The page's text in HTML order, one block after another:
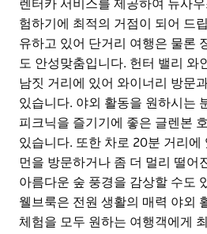
렌터카 서비스를 제공하여 뉴사
험하기에 최적의 거점이 되어 드
유하고 있어 단거리 여행은 물론
도 안성맞춤입니다. 헌터 밸리 와
남짓 거리에 있어 와이너리 방문
있습니다. 야외 활동을 원하시는
피크닉을 즐기기에 좋은 글렌본
있습니다. 또한 차로 20분 거리에
먼을 방문하거나 좀 더 멀리 떨어
아름다운 숲 풍경을 감상할 수도
웰브룩은 전원 생활의 매력 야외
체험을 모두 원하는 여행객에게